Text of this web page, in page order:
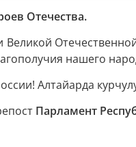
Отечества.
нашего
Алтайарда
Парламент